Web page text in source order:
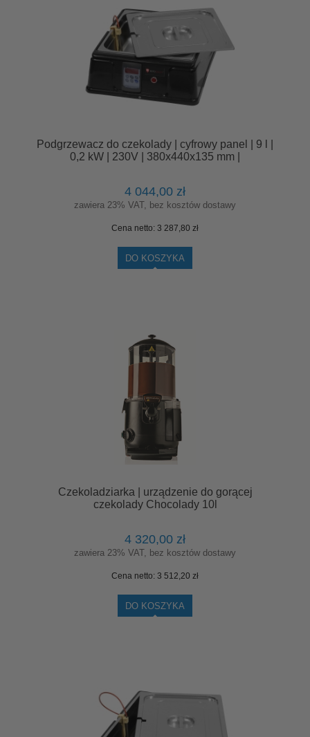
Podgrzewacz do czekolady | cyfrowy panel | 9 l |
0,2 kW | 230V | 380x440x135 mm |
4 044,00 zł
zawiera 23% VAT, bez kosztów dostawy
Cena netto: 3 287,80 zł
DO KOSZYKA
Czekoladziarka | urządzenie do gorącej
czekolady Chocolady 10l
4 320,00 zł
zawiera 23% VAT, bez kosztów dostawy
Cena netto: 3 512,20 zł
DO KOSZYKA